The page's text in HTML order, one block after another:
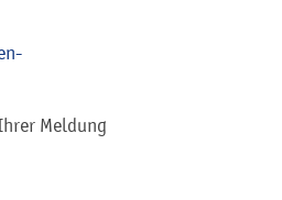
Meldung